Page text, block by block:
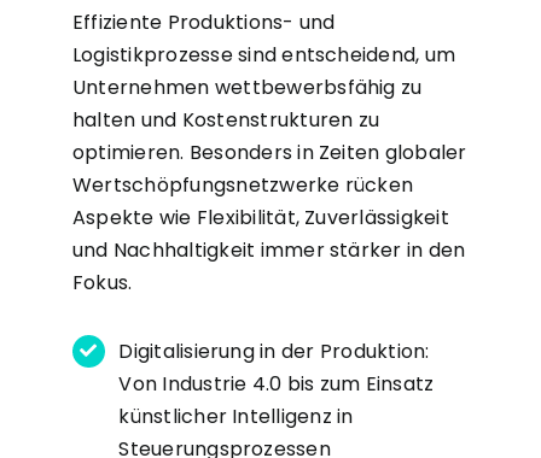
Effiziente Produktions- und
Logistikprozesse sind entscheidend, um
Unternehmen wettbewerbsfähig zu
halten und Kostenstrukturen zu
optimieren. Besonders in Zeiten globaler
Wertschöpfungsnetzwerke rücken
Aspekte wie Flexibilität, Zuverlässigkeit
und Nachhaltigkeit immer stärker in den
Fokus.
Digitalisierung in der Produktion:
Von Industrie 4.0 bis zum Einsatz
künstlicher Intelligenz in
Steuerungsprozessen